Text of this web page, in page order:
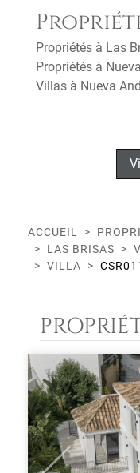
Propriétés à Las
Propriétés à
Villas à Nueva
ACCUEIL
LAS BRISAS
VILLA